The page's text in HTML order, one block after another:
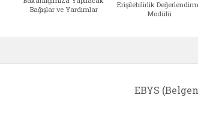
Bağışlar ve Yardımlar
Erişilebilirlik
Modülü
EBYS